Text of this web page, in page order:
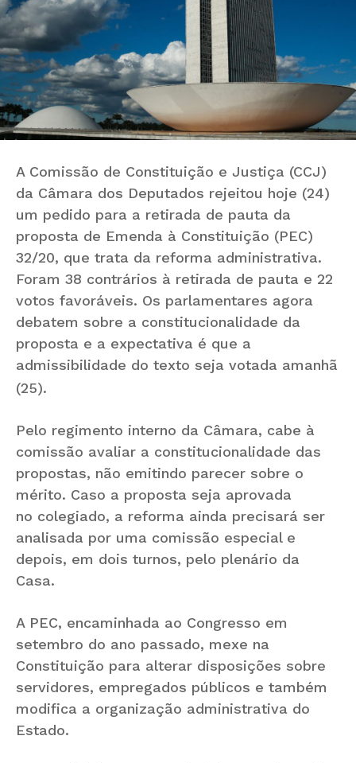
A Comissão de Constituição e Justiça (CCJ)
da Câmara dos Deputados rejeitou hoje (24)
um pedido para a retirada de pauta da
proposta de Emenda à Constituição (PEC)
32/20, que trata da reforma administrativa.
Foram 38 contrários à retirada de pauta e 22
votos favoráveis. Os parlamentares agora
debatem sobre a constitucionalidade da
proposta e a expectativa é que a
admissibilidade do texto seja votada amanhã
(25).
Pelo regimento interno da Câmara, cabe à
comissão avaliar a constitucionalidade das
propostas, não emitindo parecer sobre o
mérito. Caso a proposta seja aprovada
no colegiado, a reforma ainda precisará ser
analisada por uma comissão especial e
depois, em dois turnos, pelo plenário da
Casa.
A PEC, encaminhada ao Congresso em
setembro do ano passado, mexe na
Constituição para alterar disposições sobre
servidores, empregados públicos e também
modifica a organização administrativa do
Estado.